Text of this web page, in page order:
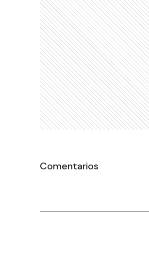
Comentarios